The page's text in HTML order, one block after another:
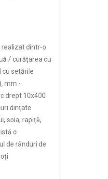
realizat dintr-o
/curățarea cu
cu setările
mm -
drept 10x400
dințate
soia, rapiță,
o
de rânduri de